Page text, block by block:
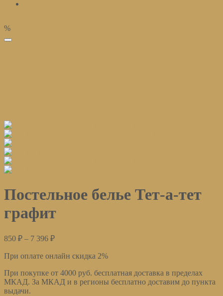
%
Постельное белье Тет-а-тет
графит
850 ₽ – 7 396 ₽
При оплате онлайн скидка 2%
При покупке от 4000 руб. бесплатная доставка в пределах
МКАД. За МКАД и в регионы бесплатно доставим до пункта
выдачи.